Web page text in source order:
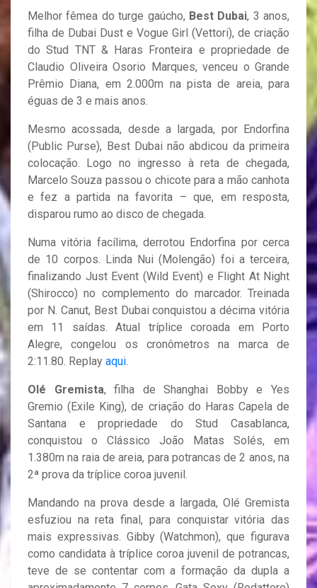
Melhor fêmea do turge gaúcho, Best Dubai, 3 anos,
filha de Dubai Dust e Vogue Girl (Vettori), de criação
do Stud TNT & Haras Fronteira e propriedade de
Claudio Oliveira Osorio Marques, venceu o Grande
Prêmio Diana, em 2.000m na pista de areia, para
éguas de 3 e mais anos.
Mesmo acossada, desde a largada, por Endorfina
(Public Purse), Best Dubai não abdicou da primeira
colocação. Logo no ingresso à reta de chegada,
Marcelo Souza passou o chicote para a mão canhota
e fez a partida na favorita – que, em resposta,
disparou rumo ao disco de chegada.
Numa vitória facílima, derrotou Endorfina por cerca
de 10 corpos. Linda Nui (Molengão) foi a terceira,
finalizando Just Event (Wild Event) e Flight At Night
(Shirocco) no complemento do marcador. Treinada
por N. Canut, Best Dubai conquistou a décima vitória
em 11 saídas. Atual tríplice coroada em Porto
Alegre, congelou os cronômetros na marca de
2:11.80. Replay aqui
Olé Gremista, filha de Shanghai Bobby e Yes
Gremio (Exile King), de criação do Haras Capela de
Santana e propriedade do Stud Casablanca,
conquistou o Clássico João Matas Solés, em
1.380m na raia de areia, para potrancas de 2 anos, na
2ª prova da tríplice coroa juvenil.
Mandando na prova desde a largada, Olé Gremista
esfuziou na reta final, para conquistar vitória das
mais expressivas. Gibby (Watchmon), que figurava
como candidata à tríplice coroa juvenil de potrancas,
teve de se contentar com a formação da dupla a